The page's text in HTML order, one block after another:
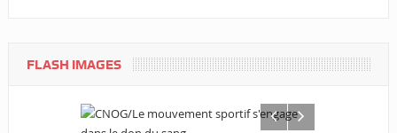
FLASH IMAGES